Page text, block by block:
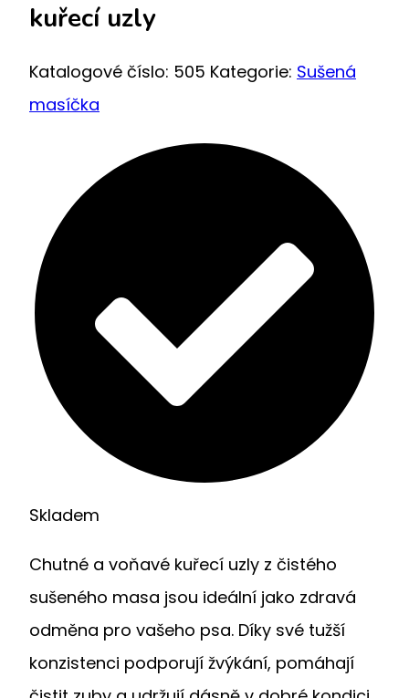
kuřecí uzly
Katalogové číslo: 505 Kategorie: Sušená
masíčka
Skladem
Chutné a voňavé kuřecí uzly z čistého
sušeného masa jsou ideální jako zdravá
odměna pro vašeho psa. Díky své tužší
konzistenci podporují žvýkání, pomáhají